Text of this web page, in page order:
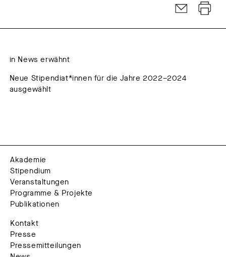
in News erwähnt
Neue Stipendiat*innen für die Jahre 2022–2024
ausgewählt
Akademie
Stipendium
Veranstaltungen
Programme & Projekte
Publikationen
Kontakt
Presse
Pressemitteilungen